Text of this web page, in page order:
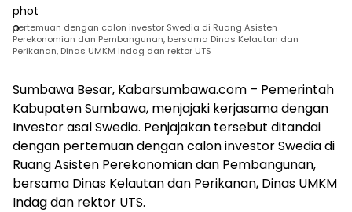
pertemuan dengan calon investor Swedia di Ruang Asisten
Perekonomian dan Pembangunan, bersama Dinas Kelautan dan
Perikanan, Dinas UMKM Indag dan rektor UTS
Sumbawa Besar, Kabarsumbawa.com – Pemerintah
Kabupaten Sumbawa, menjajaki kerjasama dengan
Investor asal Swedia. Penjajakan tersebut ditandai
dengan pertemuan dengan calon investor Swedia di
Ruang Asisten Perekonomian dan Pembangunan,
bersama Dinas Kelautan dan Perikanan, Dinas UMKM
Indag dan rektor UTS.